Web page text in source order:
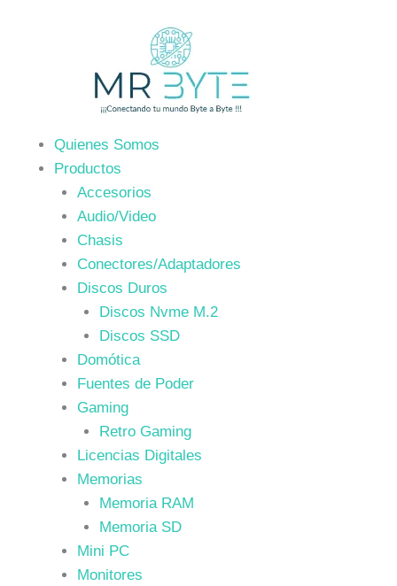
Quienes Somos
Productos
Accesorios
Audio/Video
Chasis
Conectores/Adaptadores
Discos Duros
Discos Nvme M.2
Discos SSD
Domótica
Fuentes de Poder
Gaming
Retro Gaming
Licencias Digitales
Memorias
Memoria RAM
Memoria SD
Mini PC
Monitores